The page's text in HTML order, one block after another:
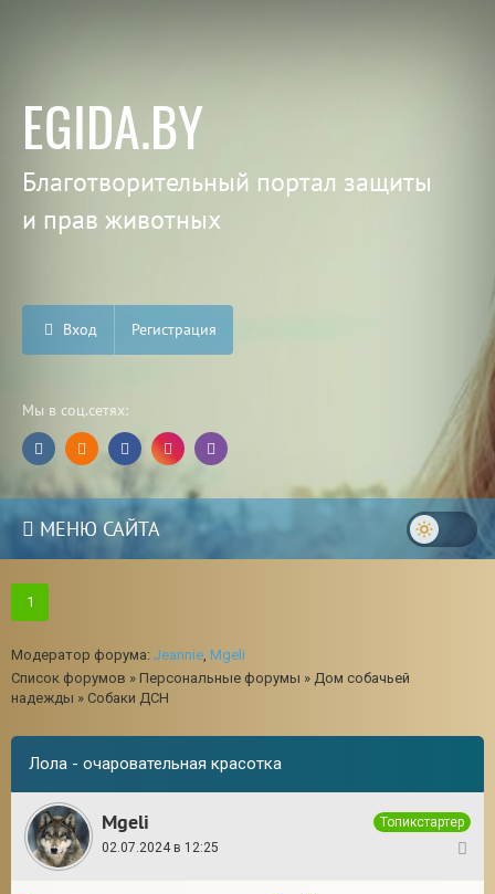
EGIDA.BY
Благотворительный портал защиты
и прав животных
Вход Регистрация
Мы в соц.сетях:
МЕНЮ САЙТА
1
Модератор форума: Jeannie, Mgeli
Список форумов » Персональные форумы » Дом собачьей
надежды » Собаки ДСН
Лола - очаровательная красотка
Mgeli
Топикстартер
02.07.2024 в 12:25